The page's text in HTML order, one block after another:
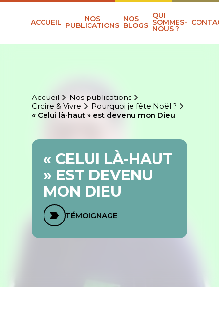
ACCUEIL NOS
PUBLICATIONS
NOS
BLOGS
QUI
SOMMES-
NOUS ?
Accueil
Nos publications
Croire & Vivre
Pourquoi je fête Noël ?
« Celui là-haut » est devenu mon Dieu
« CELUI LÀ-HAUT
» EST DEVENU
MON DIEU
TÉMOIGNAGE